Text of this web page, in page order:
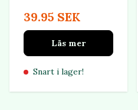
39.95 SEK
Läs mer
Snart i lager!